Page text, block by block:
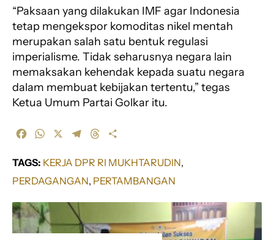
“Paksaan yang dilakukan IMF agar Indonesia
tetap mengekspor komoditas nikel mentah
merupakan salah satu bentuk regulasi
imperialisme. Tidak seharusnya negara lain
memaksakan kehendak kepada suatu negara
dalam membuat kebijakan tertentu,” tegas
Ketua Umum Partai Golkar itu.
c
b
o
o
W
a
s
A
p
p
l
g
r
m
r
a
d
a
e
TAGS: KERJA DPR RI MUKHTARUDIN
PERDAGANGAN, PERTAMBANGAN